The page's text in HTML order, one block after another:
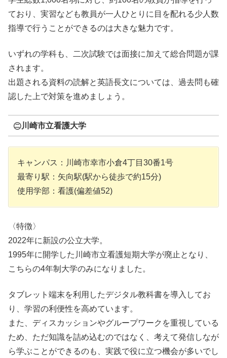
ており、実習なども教員が一人ひとりに目を配れる少人数
指導で行うことができるのは大きな魅力です。
いずれの学科も、二次試験では面接に加えて総合問題が課
されます。
出題される資料の読解と英語長文については、過去問も確
認した上で対策を進めましょう。
㊁川崎市立看護大学
キャンパス：川崎市幸市小倉4丁目30番1号
最寄り駅：矢向駅(駅から徒歩で約15分)
使用学部：看護(偏差値52)
〈特徴〉
2022年に新設の公立大学。
1995年に開学した川崎市立看護短期大学が廃止となり、
こちらの4年制大学のみになりました。
タブレット端末を利用したデジタル教科書を導入してお
り、学習の利便性を高めています。
また、ディスカッションやグループワークを重視している
ため、ただ知識を詰め込むのではなく、考えて発信しなが
ら学ぶことができるのも、実践で役に立つ機会が多いでし